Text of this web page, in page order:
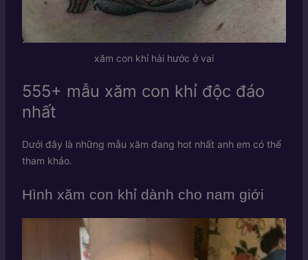
xăm con khỉ hài hước ở vai
555+ mẫu xăm con khỉ độc đáo
nhất
Dưới đây là những mẫu xăm đang hot nhất anh em có thể
tham khảo.
Hình xăm con khỉ dành cho nam giới